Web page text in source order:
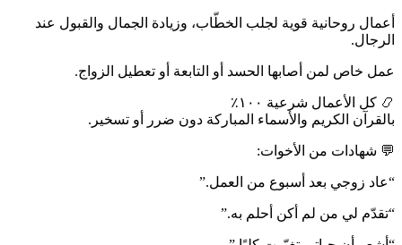
أعمال روحانية قوية لجلب الخطّاب، وزيادة الجمال والقبول عند
الرجال.
عمل خاص لمن أصابها الحسد أو التابعة أو تعطيل الزواج.
📿 كل الأعمال شرعية ١٠٠٪
بالقرآن الكريم والأسماء المباركة دون ضرر أو تسخير.
💬 شهادات من الأخوات:
“عاد زوجي بعد أسبوع من العمل.”
“تقدّم لي من لم أكن أحلم به.”